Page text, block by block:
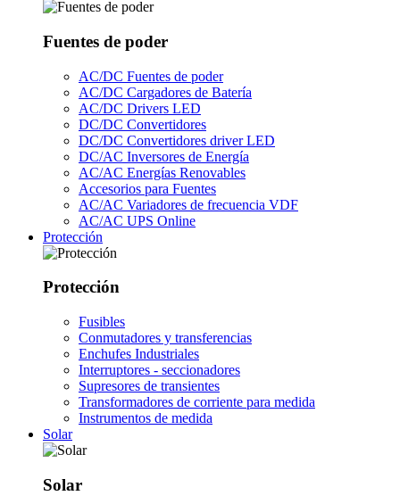
Fuentes de poder
AC/DC Fuentes de poder
AC/DC Cargadores de Batería
AC/DC Drivers LED
DC/DC Convertidores
DC/DC Convertidores driver LED
DC/AC Inversores de Energía
AC/AC Energías Renovables
Accesorios para Fuentes
AC/AC Variadores de frecuencia VDF
AC/AC UPS Online
Protección
Protección
Fusibles
Conmutadores y transferencias
Enchufes Industriales
Interruptores - seccionadores
Supresores de transientes
Transformadores de corriente para medida
Instrumentos de medida
Solar
Solar